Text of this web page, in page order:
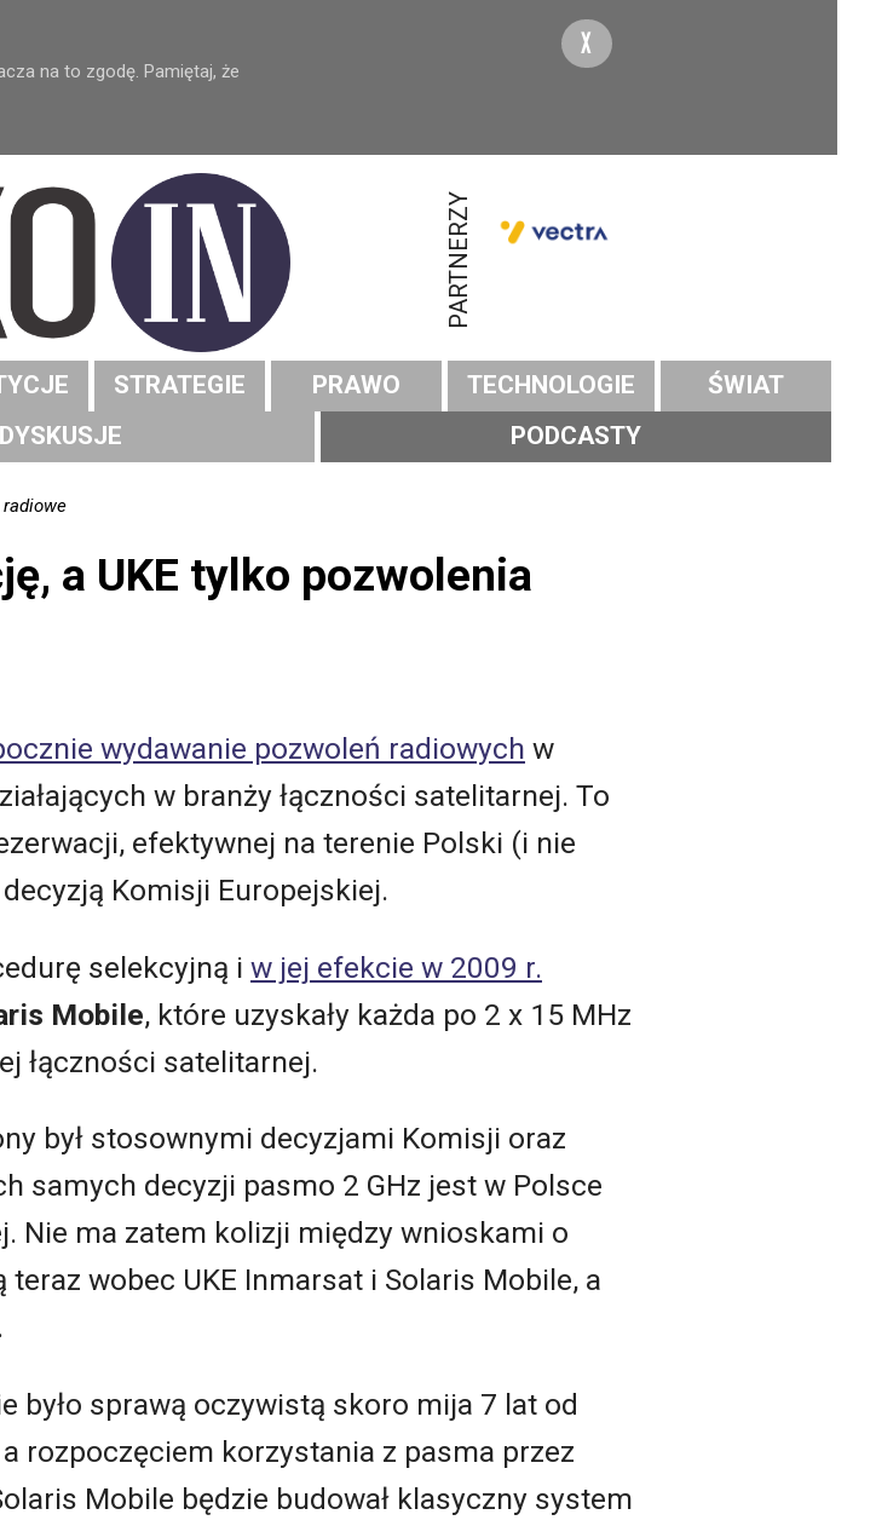
na to zgodę. Pamiętaj, że
X
PARTNERZY
STRATEGIE PRAWO TECHNOLOGIE
ŚWIAT
DYSKUSJE PODCASTY
radiowe
a UKE tylko pozwolenia
wydawanie pozwoleń radiowych w
w branży łączności satelitarnej. To
efektywnej na terenie Polski (i nie
Komisji Europejskiej.
selekcyjną i w jej efekcie w 2009 r.
Mobile, które uzyskały każda po 2 x 15 MHz
łączności satelitarnej.
był stosownymi decyzjami Komisji oraz
samych decyzji pasmo 2 GHz jest w Polsce
Nie ma zatem kolizji między wnioskami o
wobec UKE Inmarsat i Solaris Mobile, a
było sprawą oczywistą skoro mija 7 lat od
rozpoczęciem korzystania z pasma przez
Mobile będzie budował klasyczny system